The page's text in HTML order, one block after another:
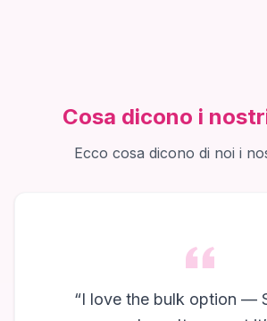
Cosa dicono i
Ecco cosa dicono di noi i
“I love the bulk option —